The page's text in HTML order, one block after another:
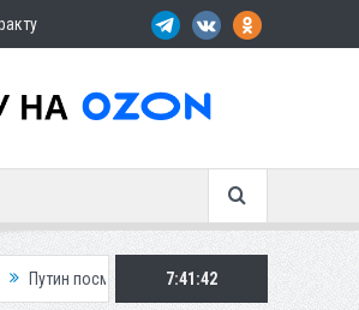
наградил замглавы Шамильского района
7:41:43